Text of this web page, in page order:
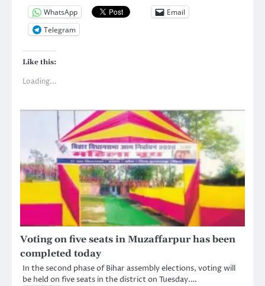
WhatsApp
Email
Telegram
Like this:
Loading...
Voting on five seats in Muzaffarpur has been
completed today
In the second phase of Bihar assembly elections, voting will
be held on five seats in the district on Tuesday.…